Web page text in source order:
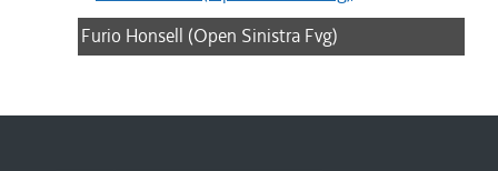
Furio Honsell (Open Sinistra Fvg)